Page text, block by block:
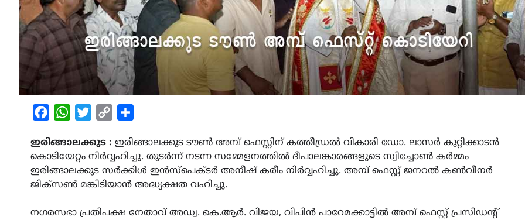
FacebookWhatsAppTwitterCopy
ഇരിങ്ങാലക്കുട : ഇരിങ്ങാലക്കുട ടൗൺ അമ്പ് ഫെസ്റ്റിന് കത്തീഡ്രൽ വികാരി ഡോ. ലാസർ കുറ്റിക്കാടൻ
കൊടിയേറ്റം നിർവ്വഹിച്ചു. തുടർന്ന് നടന്ന സമ്മേളനത്തിൽ ദീപാലങ്കാരങ്ങളുടെ സ്വിച്ചോൺ കർമ്മം
ഇരിങ്ങാലക്കുട സർക്കിൾ ഇൻസ്പെക്ടർ അനീഷ് കരീം നിർവ്വഹിച്ചു. അമ്പ് ഫെസ്റ്റ് ജനറൽ കൺവീനർ
ജിക്സൺ മങ്കിടിയാൻ അദ്ധ്യക്ഷത വഹിച്ചു.
നഗരസഭാ പ്രതിപക്ഷ നേതാവ് അഡ്വ. കെ.ആർ. വിജയ, വിപിൻ പാറേമക്കാട്ടിൽ അമ്പ് ഫെസ്റ്റ് പ്രസിഡന്റ്